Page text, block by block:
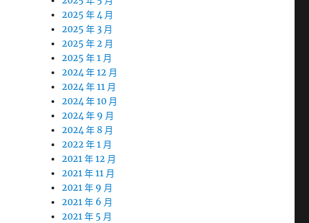
2025 年 4 月
2025 年 3 月
2025 年 2 月
2025 年 1 月
2024 年 12 月
2024 年 11 月
2024 年 10 月
2024 年 9 月
2024 年 8 月
2022 年 1 月
2021 年 12 月
2021 年 11 月
2021 年 9 月
2021 年 6 月
2021 年 5 月